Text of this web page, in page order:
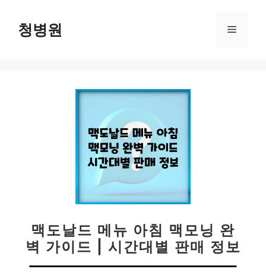
청병원 메
맥도날드 메뉴 아침 맥모닝 완
벽 가이드 | 시간대별 판매 정보